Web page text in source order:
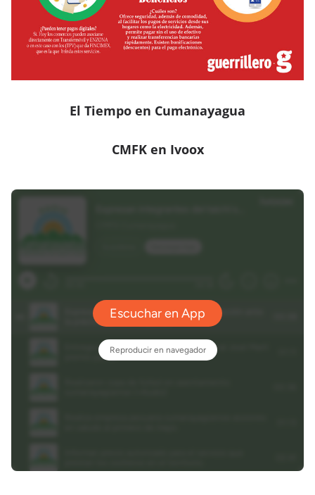
El Tiempo en Cumanayagua
CMFK en Ivoox